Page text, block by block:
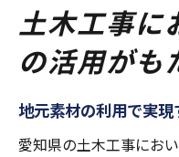
土木工事に
の活用がも
地元素材の利用で実
愛知県の土木工事にお